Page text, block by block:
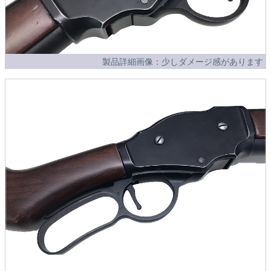
製品詳細画像：少しダメージ感があります